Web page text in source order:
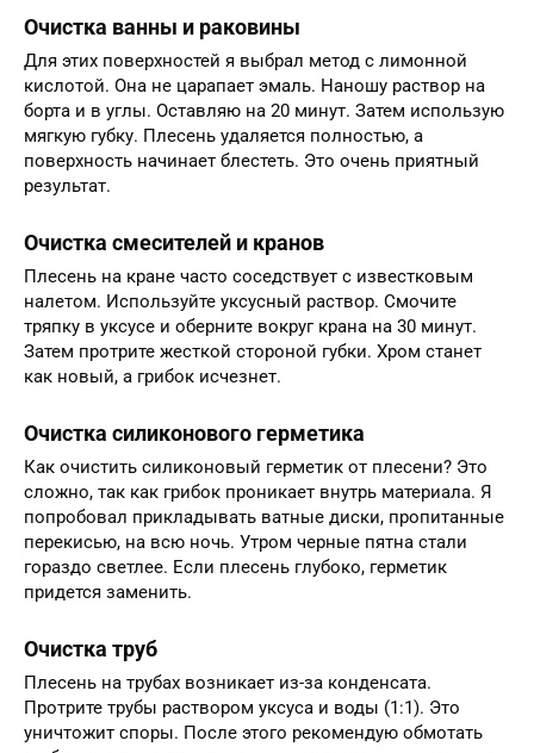
Очистка ванны и раковины
Для этих поверхностей я выбрал метод с лимонной
кислотой. Она не царапает эмаль. Наношу раствор на
борта и в углы. Оставляю на 20 минут. Затем использую
мягкую губку. Плесень удаляется полностью, а
поверхность начинает блестеть. Это очень приятный
результат.
Очистка смесителей и кранов
Плесень на кране часто соседствует с известковым
налетом. Используйте уксусный раствор. Смочите
тряпку в уксусе и оберните вокруг крана на 30 минут.
Затем протрите жесткой стороной губки. Хром станет
как новый, а грибок исчезнет.
Очистка силиконового герметика
Как очистить силиконовый герметик от плесени? Это
сложно, так как грибок проникает внутрь материала. Я
попробовал прикладывать ватные диски, пропитанные
перекисью, на всю ночь. Утром черные пятна стали
гораздо светлее. Если плесень глубоко, герметик
придется заменить.
Очистка труб
Плесень на трубах возникает из-за конденсата.
Протрите трубы раствором уксуса и воды (1:1). Это
уничтожит споры. После этого рекомендую обмотать